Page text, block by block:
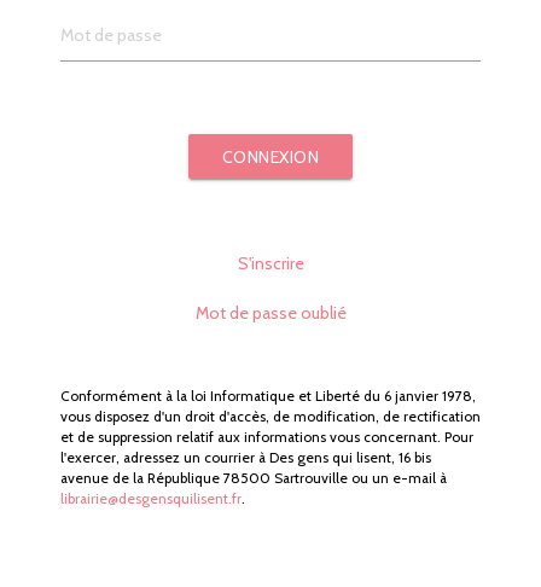
CONNEXION
S'inscrire
Mot de passe oublié
Conformément à la loi Informatique et Liberté du 6 janvier 1978,
vous disposez d'un droit d'accès, de modification, de rectification
et de suppression relatif aux informations vous concernant. Pour
l'exercer, adressez un courrier à Des gens qui lisent, 16 bis
avenue de la République 78500 Sartrouville ou un e-mail à
librairie@desgensquilisent.fr